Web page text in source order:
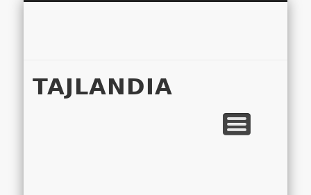
O NAS
EUROPA A-M
EUROPA N-Z
AZJA
AFRYKA
AMERYKA
OCEANIA
MAPA
WSPÓŁPRACA
KONTAKT
TAJLANDIA